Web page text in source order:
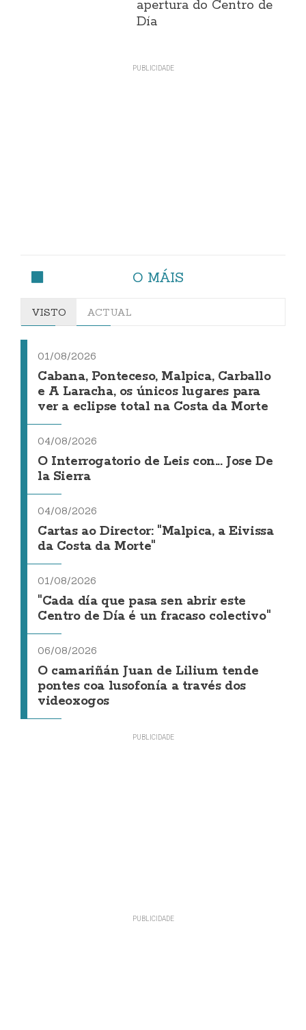
apertura do Centro de
Día
O MÁIS
VISTO ACTUAL
01/08/2026
Cabana, Ponteceso, Malpica, Carballo
e A Laracha, os únicos lugares para
ver a eclipse total na Costa da Morte
04/08/2026
O Interrogatorio de Leis con... Jose De
la Sierra
04/08/2026
Cartas ao Director: "Malpica, a Eivissa
da Costa da Morte"
01/08/2026
"Cada día que pasa sen abrir este
Centro de Día é un fracaso colectivo"
06/08/2026
O camariñán Juan de Lilium tende
pontes coa lusofonía a través dos
videoxogos